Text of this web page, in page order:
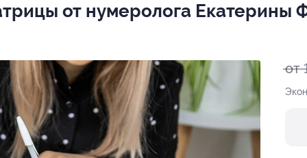
от нумеролога Екатерины
от